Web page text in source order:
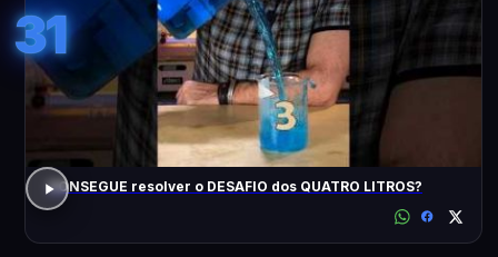
31
CONSEGUE resolver o DESAFIO dos QUATRO LITROS?